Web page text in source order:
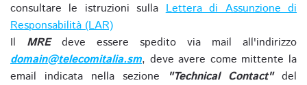
consultare le istruzioni sullaLettera di Assunzione di
Responsabilità (LAR)
Il MREdeve essere spedito via mail all'indirizzo
domain@telecomitalia.sm, deve avere come mittente la
email indicata nella sezione
"Technical Contact"del